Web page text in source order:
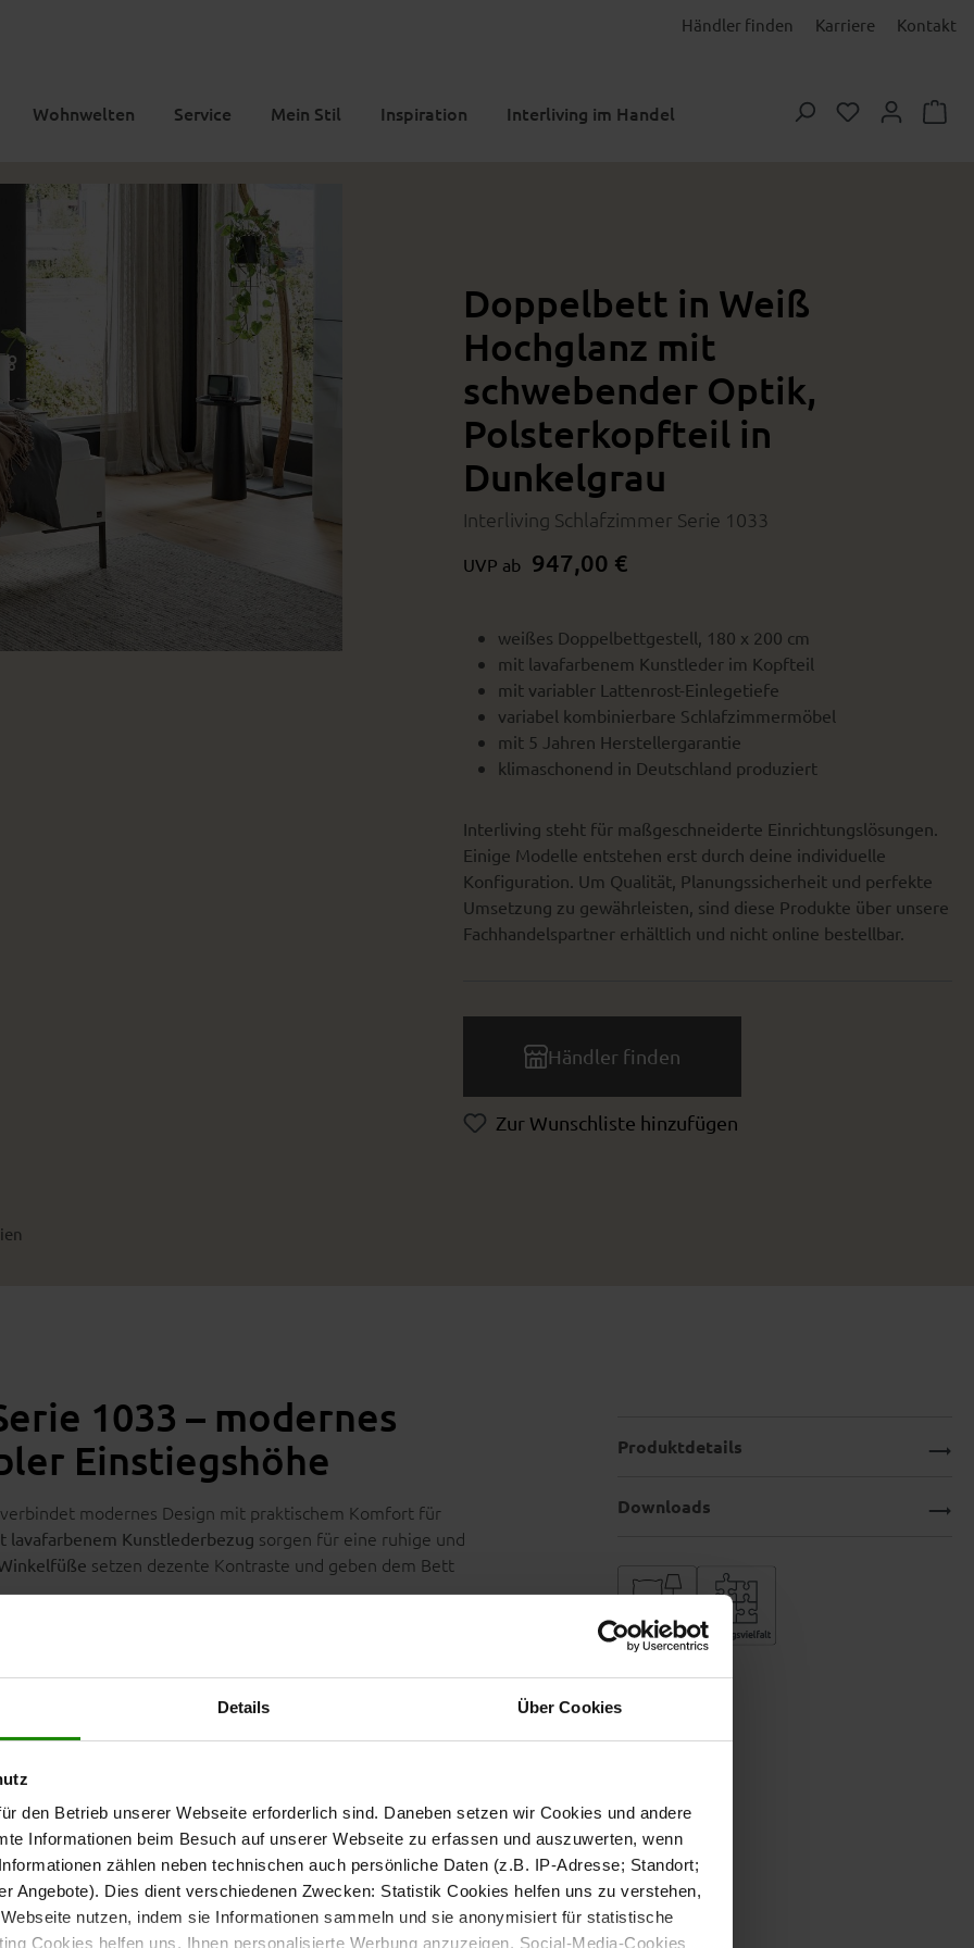
Details Über Cookies
den Betrieb unserer Webseite erforderlich sind. Daneben setzen wir Cookies und andere
Informationen beim Besuch auf unserer Webseite zu erfassen und auszuwerten, wenn
zählen neben technischen auch persönliche Daten (z.B. IP-Adresse; Standort;
Angebote). Dies dient verschiedenen Zwecken: Statistik Cookies helfen uns zu verstehen,
nutzen, indem sie Informationen sammeln und sie anonymisiert für statistische
Cookies helfen uns, Ihnen personalisierte Werbung anzuzeigen. Social-Media-Cookies
Händler finden Karriere Kontakt
Wohnwelten Service Mein Stil Inspiration Interliving im Handel Du hast 0
Doppelbett in Weiß
Hochglanz mit
schwebender Optik,
Polsterkopfteil in
Dunkelgrau
Interliving Schlafzimmer Serie 1033
UVP ab 947,00 €
weißes Doppelbettgestell, 180 x 200 cm
mit lavafarbenem Kunstleder im Kopfteil
mit variabler Lattenrost-Einlegetiefe
variabel kombinierbare Schlafzimmermöbel
mit 5 Jahren Herstellergarantie
klimaschonend in Deutschland produziert
Interliving steht für maßgeschneiderte Einrichtungslösungen.
Einige Modelle entstehen erst durch deine individuelle
Konfiguration. Um Qualität, Planungssicherheit und perfekte
Umsetzung zu gewährleisten, sind diese Produkte über unsere
Fachhandelspartner erhältlich und nicht online bestellbar.
Händler finden
Zur Wunschliste hinzufügen
1033 – modernes
Einstiegshöhe
verbindet modernes Design mit praktischem Komfort für
lavafarbenem Kunstlederbezug sorgen für eine ruhige und
setzen dezente Kontraste und geben dem Bett
und Aussteigen und sorgt für zusätzlichen Komfort im
Produktdetails
Downloads